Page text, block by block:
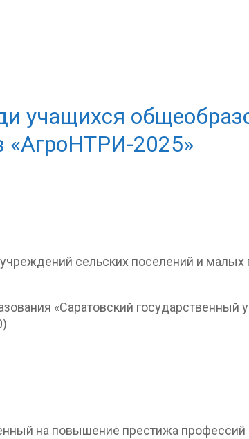
учащихся
«АгроНТРИ-2025»
«Саратовский государственный
на повышение престижа